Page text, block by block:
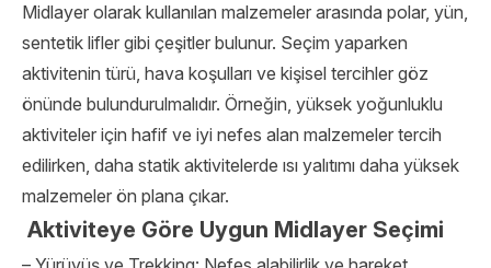
Midlayer olarak kullanılan malzemeler arasında polar, yün,
sentetik lifler gibi çeşitler bulunur. Seçim yaparken
aktivitenin türü, hava koşulları ve kişisel tercihler göz
önünde bulundurulmalıdır. Örneğin, yüksek yoğunluklu
aktiviteler için hafif ve iyi nefes alan malzemeler tercih
edilirken, daha statik aktivitelerde ısı yalıtımı daha yüksek
malzemeler ön plana çıkar.
Aktiviteye Göre Uygun Midlayer Seçimi